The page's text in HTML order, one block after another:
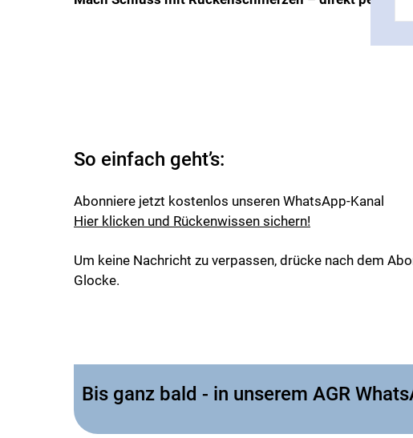
So einfach geht’s:
Abonniere jetzt kostenlos unseren WhatsApp-Kanal
Hier klicken und Rückenwissen sichern!
Um keine Nachricht zu verpassen, drücke nach dem
Glocke.
Bis ganz bald - in unserem AGR